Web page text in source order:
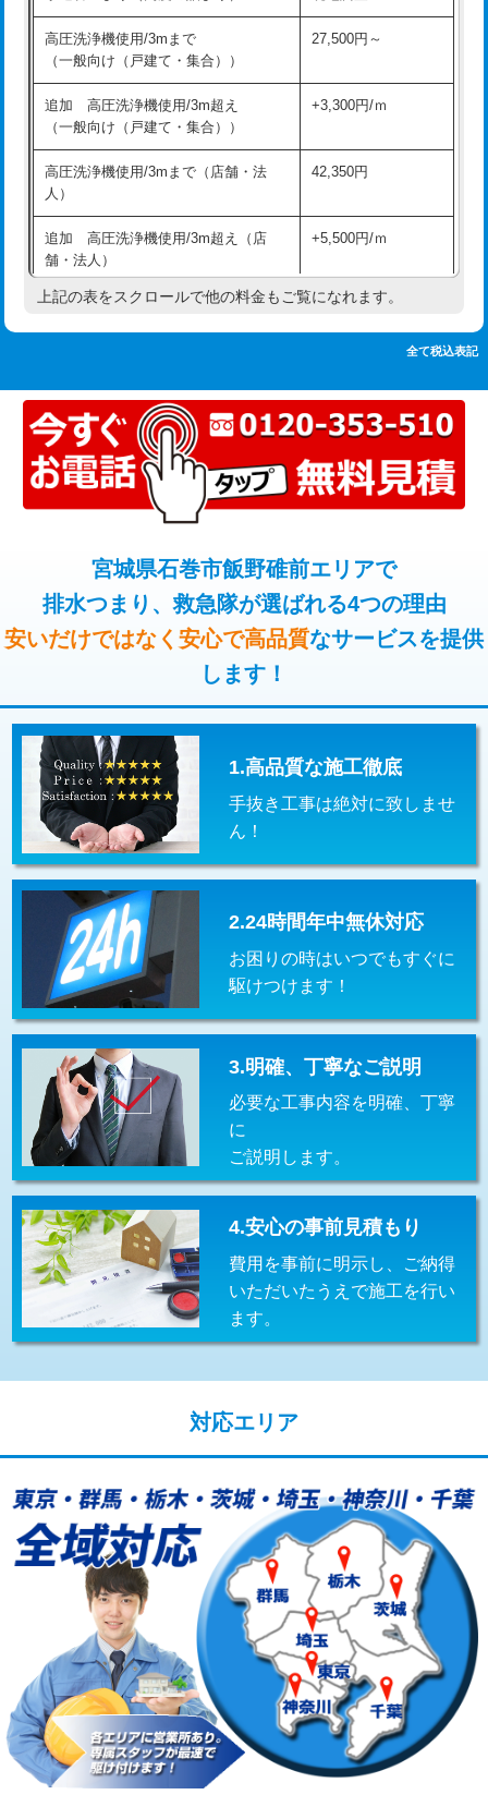
追加人工 16,500円
廃棄・処分 現場見積
※給水管工事は20mmまでの価格です。
持込商品取付（混合水栓）
持込商品取付（浄水器・分岐水栓） 16,500円
業）
排水管工事（追加 排水管工事/3ｍ超
え）
マス交換（土の掘削・埋め戻し作業） 11,000円~
マス交換（深さ50㎝以上） 66,000円
コンクリート斫り（厚さ10㎝まで） 27,500円
コンクリート斫り（厚さ10㎝超え） 38,500円
モルタル補修（厚さ10㎝まで） 27,500円
モルタル補修（厚さ10㎝超え） 38,500円
追加人工 16,500円
高圧洗浄機使用/3mまで
（一般向け（戸建て・集合））
27,500円～
追加 高圧洗浄機使用/3m超え
（一般向け（戸建て・集合））
+3,300円/ｍ
高圧洗浄機使用/3mまで（店舗・法
人）
42,350円
追加 高圧洗浄機使用/3m超え（店
舗・法人）
+5,500円/ｍ
高度高圧洗浄換 現地調査
トーラー機使用/3mまで 33,000円
追加トーラー機使用/3m超え +3,300円
カメラ調査 33,000円
止水・漏水調査・防水処理・清掃・修
理・調整・分解・加工など（軽作業）
11,000円
止水・漏水調査・防水処理・清掃・修
理・調整・分解・加工など（中作業）
22,000円
止水・漏水調査・防水処理・清掃・修
理・調整・分解・加工など（重作業）
33,000円
その他部品の脱着 8,800円～
交換・取付（タンク） 22,000円+材料費
交換・取付(単水栓（壁付・デッキ
式）)
13,200円+材料費
交換・取付(混合水栓（壁付・デッキ
式・ワンホール）)
16,500円+材料費
交換・取付(排水栓・排水トラップ
（P/S/ポップアップ））
22,000円+材料費
交換・取付（その他部品） 11,000円+材料費
持込商品取付（単水栓） 13,200円
持込商品取付（混合水栓） 16,500円
持込商品取付（浄水器・分岐水栓） 16,500円
給水管工事※（ホール加工) 16,500円
給水管工事※（バンド止め) 3,300円
給水管工事※（支持金具設置)
業)
給水管工事※（塩ビ管（VP・HI）使
用/3ｍまで)
33,000円
給水管工事※（塩ビ管（VP・HI）使
用（追加）/3ｍ超え)
+8,800円
給水管工事※（ライニング鋼管・銅
管・ポリ管・HT管使用/3ｍまで)
44,000円
給水管工事※（ライニング鋼管・銅
管・ポリ管・HT管使用/3ｍ超え)
+8,800円
マス交換（土の掘削・埋め戻し作業） 11,000円~
上記の表をスクロールで他の料金もご覧になれます。
全て税込表記
宮城県石巻市飯野碓前エリアで
排水つまり、救急隊が選ばれる4つの理由
安いだけではなく安心で高品質なサービスを提供
します！
1.高品質な施工徹底
手抜き工事は絶対に致しませ
ん！
2.24時間年中無休対応
お困りの時はいつでもすぐに
駆けつけます！
3.明確、丁寧なご説明
必要な工事内容を明確、丁寧
に
ご説明します。
4.安心の事前見積もり
費用を事前に明示し、ご納得
いただいたうえで施工を行い
ます。
対応エリア